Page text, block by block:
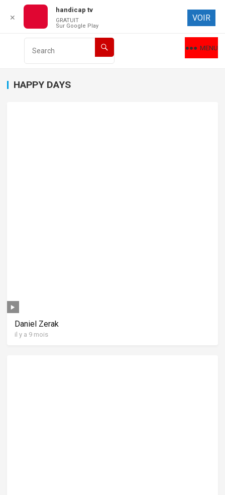
MENU
HAPPY DAYS
Daniel Zerak
il y a 9 mois
✕
handicap tv
GRATUIT
Sur Google Play
VOIR